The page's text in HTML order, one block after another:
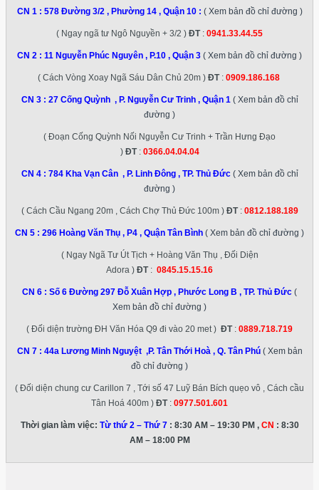
CN 1 : 578 Đường 3/2 , Phường 14 , Quận 10: ( Xem bản đồ chỉ đường )
( Ngay ngã tư Ngô Nguyền + 3/2 ) ĐT: 0941.33.44.55
CN 2 : 11 Nguyễn Phúc Nguyên , P.10 , Quận 3 ( Xem bản đồ chỉ đường )
( Cách Vòng Xoay Ngã Sáu Dân Chủ 20m ) ĐT: 0909.186.168
CN 3 : 27 Cống Quỳnh , P. Nguyễn Cư Trinh , Quận 1 ( Xem bản đồ chỉ
đường )
( Đoạn Cống Quỳnh Nối Nguyễn Cư Trinh + Trần Hưng Đạo
) ĐT: 0366.04.04.04
CN 4 : 784 Kha Vạn Cân , P. Linh Đông , TP. Thủ Đức( Xem bản đồ chỉ
đường )
( Cách Cầu Ngang 20m , Cách Chợ Thủ Đức 100m ) ĐT: 0812.188.189
CN 5 : 296 Hoàng Văn Thụ , P4 , Quận Tân Bình ( Xem bản đồ chỉ đường )
( Ngay Ngã Tư Út Tịch + Hoàng Văn Thụ , Đối Diện
Adora ) ĐT: 0845.15.15.16
CN 6 : Số 6 Đường 297 Đỗ Xuân Hợp , Phước Long B , TP. Thủ Đức (
Xem bản đồ chỉ đường )
( Đối diện trường ĐH Văn Hóa Q9 đi vào 20 met ) ĐT: 0889.718.719
CN 7 : 44a Lương Minh Nguyệt ,P. Tân Thới Hoà , Q. Tân Phú ( Xem bản
đồ chỉ đường )
( Đối diện chung cư Carillon 7 , Tới số 47 Luỹ Bán Bích quẹo vô , Cách cầu
Tân Hoá 400m ) ĐT: 0977.501.601
Thời gian làm việc: Từ thứ 2 – Thứ 7: 8:30 AM – 19:30 PM , CN : 8:30
AM – 18:00 PM